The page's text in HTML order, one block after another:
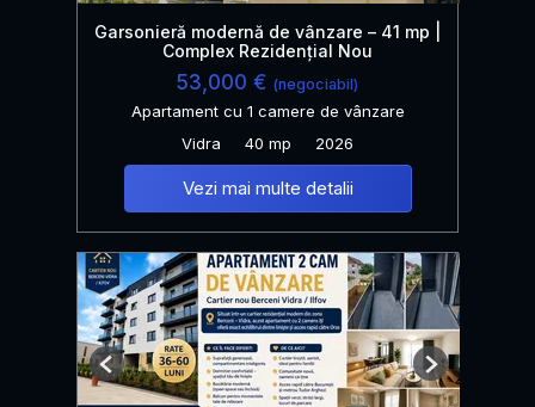
Garsonieră modernă de vânzare – 41 mp |
Complex Rezidențial Nou
53,000 € (negociabil)
Apartament cu 1 camere de vânzare
Vidra
40 mp 2026
Vezi mai multe detalii
Previous Next